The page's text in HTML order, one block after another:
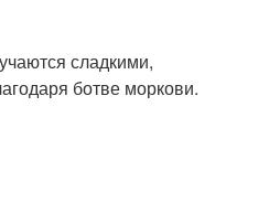
сладкими,
ботве моркови.